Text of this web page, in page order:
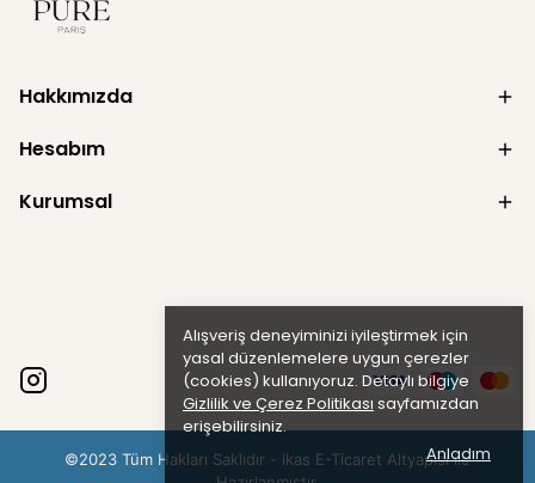
Alışveriş deneyiminizi iyileştirmek için
yasal düzenlemelere uygun çerezler
(cookies) kullanıyoruz. Detaylı bilgiye
Gizlilik ve Çerez Politikası sayfamızdan
erişebilirsiniz.
Anladım
Hakkımızda
Hesabım
Kurumsal
©2023 Tüm Hakları Saklıdır - ikas E-Ticaret Altyapısı ile